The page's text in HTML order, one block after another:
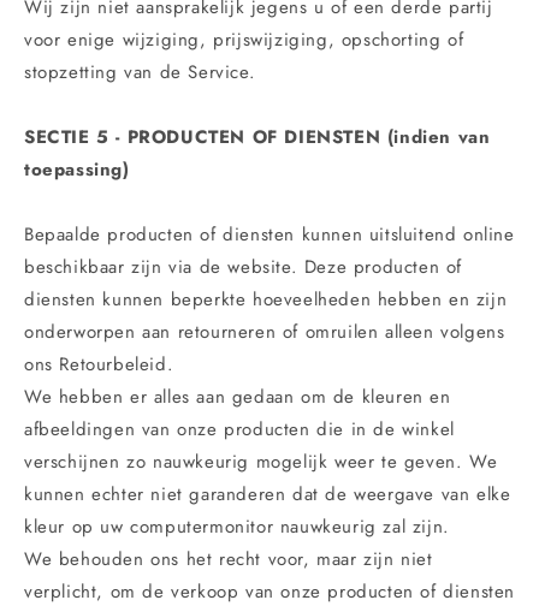
Wij zijn niet aansprakelijk jegens u of een derde partij
voor enige wijziging, prijswijziging, opschorting of
stopzetting van de Service.
SECTIE 5 - PRODUCTEN OF DIENSTEN (indien van
toepassing)
Bepaalde producten of diensten kunnen uitsluitend online
beschikbaar zijn via de website. Deze producten of
diensten kunnen beperkte hoeveelheden hebben en zijn
onderworpen aan retourneren of omruilen alleen volgens
ons Retourbeleid.
We hebben er alles aan gedaan om de kleuren en
afbeeldingen van onze producten die in de winkel
verschijnen zo nauwkeurig mogelijk weer te geven. We
kunnen echter niet garanderen dat de weergave van elke
kleur op uw computermonitor nauwkeurig zal zijn.
We behouden ons het recht voor, maar zijn niet
verplicht, om de verkoop van onze producten of diensten